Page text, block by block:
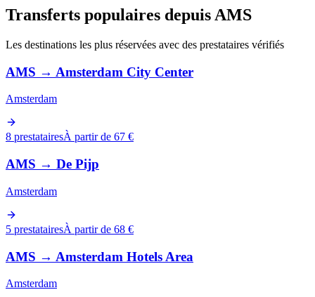
Transferts populaires depuis AMS
Les destinations les plus réservées avec des prestataires vérifiés
AMS → Amsterdam City Center
Amsterdam
8 prestatairesÀ partir de 67 €
AMS → De Pijp
Amsterdam
5 prestatairesÀ partir de 68 €
AMS → Amsterdam Hotels Area
Amsterdam